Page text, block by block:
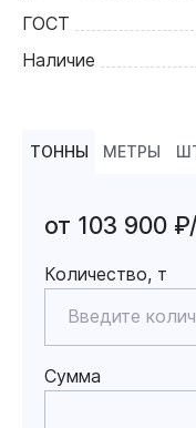
ГОСТ
Наличие
ТОННЫ МЕТРЫ
от 103 900
Количество, т
Сумма